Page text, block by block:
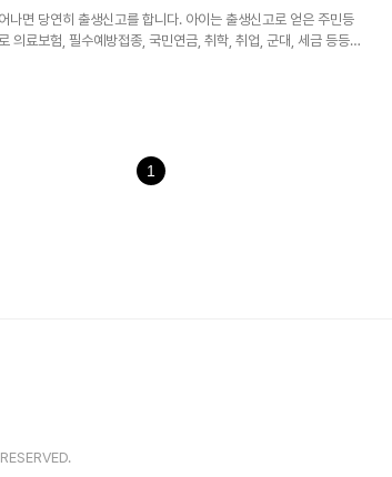
나면 당연히 출생신고를 합니다. 아이는 출생신고로 얻은 주민등
의료보험, 필수예방접종, 국민연금, 취학, 취업, 군대, 세금 등등
이런 법령에도 불구하고 신고가 되지 않은, 신고가 어려운 아이
1